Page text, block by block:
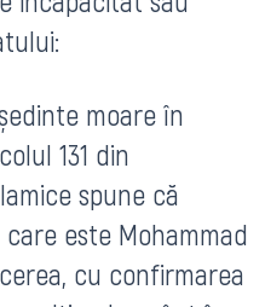
moare în
131 din
spune că
este Mohammad
cu confirmarea